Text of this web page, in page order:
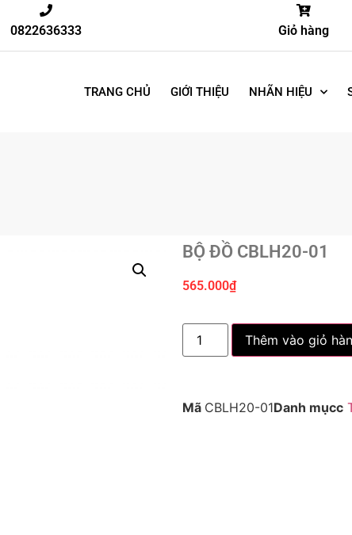
0822636333 Giỏ hàng
TRANG CHỦ GIỚI THIỆU NHÃN HIỆU
BỘ ĐỒ CBLH20-01
565.000₫
Thêm vào giỏ
Mã CBLH20-01Danh mụcc